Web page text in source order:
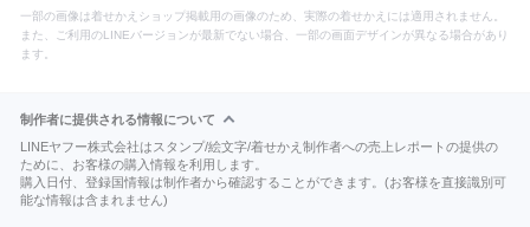
一部の画像は着せかえショップ掲載用の画像のため、実際の着せかえには適用されません。
また、ご利用のLINEバージョンが最新でない場合、一部の画面デザインが異なる場合があり
ます。
制作者に提供される情報について
LINEヤフー株式会社はスタンプ/絵文字/着せかえ制作者への売上レポートの提供の
ために、お客様の購入情報を利用します。
購入日付、登録国情報は制作者から確認することができます。(お客様を直接識別可
能な情報は含まれません)